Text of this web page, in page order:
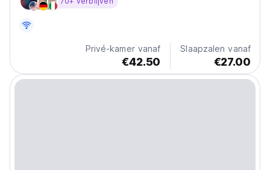
Privé-kamer vanaf
€42.50
Slaapzalen vanaf
€27.00